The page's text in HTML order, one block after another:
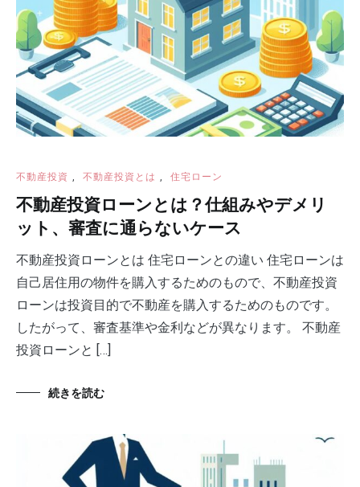
不動産投資 , 不動産投資とは , 住宅ローン
不動産投資ローンとは？仕組みやデメリ
ット、審査に通らないケース
不動産投資ローンとは 住宅ローンとの違い 住宅ローンは
自己居住用の物件を購入するためのもので、不動産投資
ローンは投資目的で不動産を購入するためのものです。
したがって、審査基準や金利などが異なります。 不動産
投資ローンと […]
続きを読む